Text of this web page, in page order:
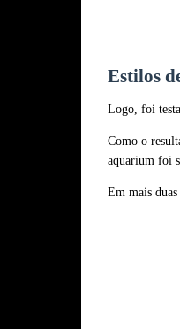
Estilos
Logo, foi
Como o
aquarium foi
Em mais